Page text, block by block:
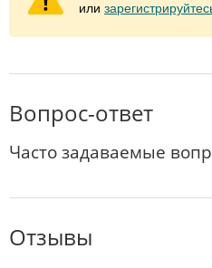
или
Вопрос-ответ
Часто задаваемые
Отзывы